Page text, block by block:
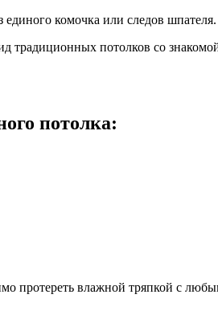
комочка или следов шпателя.
потолков со
потолка:
протереть влажной тряпкой с